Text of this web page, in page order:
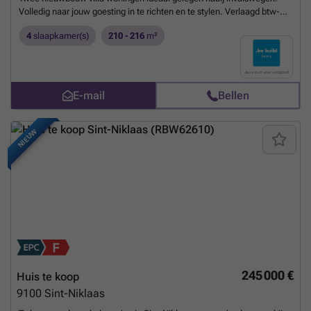
Volledig naar jouw goesting in te richten en te stylen. Verlaagd btw-
4 slaapkamer(s) 210 - 216 m²
E-mail Bellen
NIEUW
245 000 €
Huis te koop
9100 Sint-Niklaas